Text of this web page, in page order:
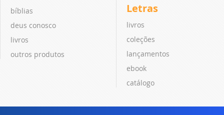
bíblias
deus conosco
livros
outros produtos
Letras
livros
coleções
lançamentos
ebook
catálogo